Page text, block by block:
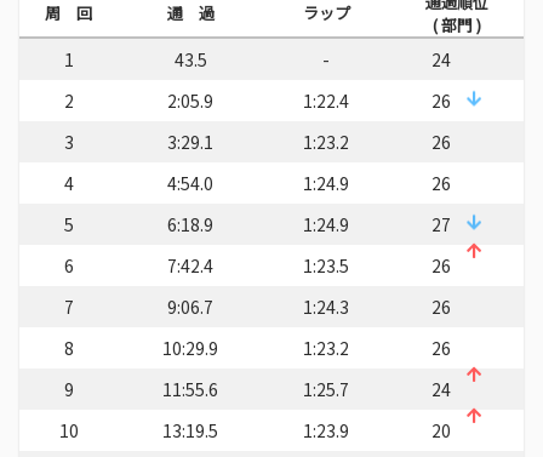
周 回 通 過 ラップ
( 部門 )
1 43.5 -
24
2
2:05.9 1:22.4
26
3
3:29.1 1:23.2
26
4
4:54.0 1:24.9
26
5
6:18.9 1:24.9
27
6
7:42.4 1:23.5
26
7
9:06.7 1:24.3
26
8
10:29.9 1:23.2
26
9
11:55.6 1:25.7
24
10
13:19.5 1:23.9
20